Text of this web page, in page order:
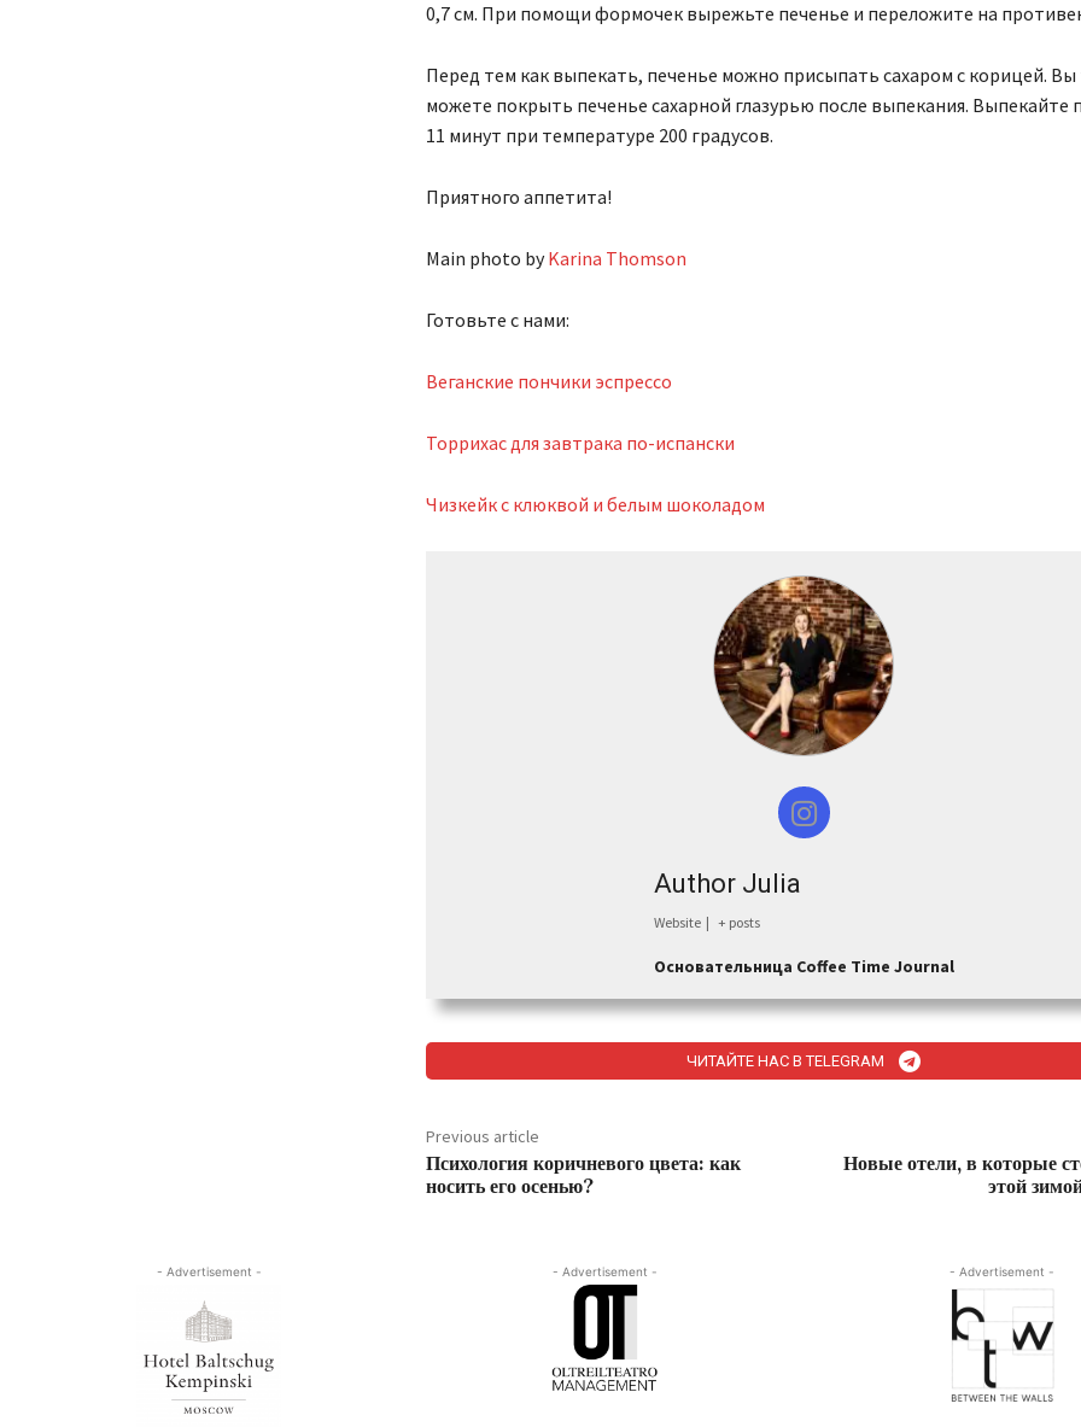
0,7 см. При помощи формочек вырежьте печенье и переложите на
Перед тем как выпекать, печенье можно присыпать сахаром с корицей. Вы
можете покрыть печенье сахарной глазурью после выпекания. Выпекайте
11 минут при температуре 200 градусов.
Приятного аппетита!
Main photo byKarina Thomson
Готовьте с нами:
Веганские пончики эспрессо
Торрихас для завтрака по-испански
Чизкейк с клюквой и белым шоколадом
Author Julia
Website | + posts
Основательница Сoffee Time Journal
ЧИТАЙТЕ НАС В TELEGRAM
Previous article
Психология коричневого цвета: как
носить его осенью?
Новые отели, в которые
этой
- Advertisement - - Advertisement - - Advertisement -